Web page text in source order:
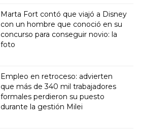
Marta Fort contó que viajó a Disney
con un hombre que conoció en su
concurso para conseguir novio: la
foto
Empleo en retroceso: advierten
que más de 340 mil trabajadores
formales perdieron su puesto
durante la gestión Milei